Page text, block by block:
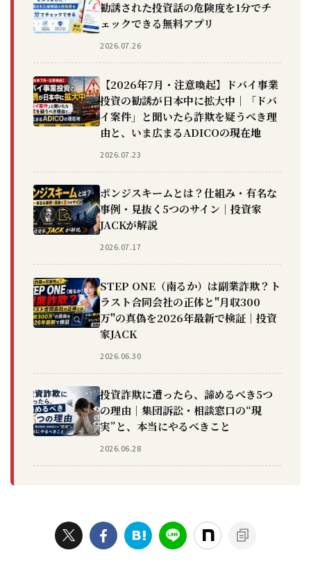
勧誘された投資話の危険度を1分でチ
ェックできる無料アプリ
2026.07.26
【2026年7月・注意喚起】ドバイ事業
投資の勧誘が日本中に拡大中｜「ドバ
イ案件」と聞いたら詐欺を疑うべき理
由と、いま広まるADICOの現在地
2026.07.23
ポンジスキームとは？仕組み・有名な
事例・見抜く5つのサイン｜投資家
JACKが解説
2026.07.17
STEP ONE（南るか）は副業詐欺？ト
ラスト合同会社の正体と"月収300
万"の真偽を2026年最新で検証｜投資
家JACK
2026.06.30
投資詐欺に遭ったら、諦めるべき5つ
の理由｜集団訴訟・相談窓口の“現
実”と、本当にやるべきこと
2026.06.28